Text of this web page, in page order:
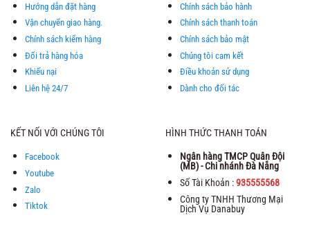
Hướng dẫn đặt hàng
Vận chuyển giao hàng.
Chính sách kiểm hàng
Đổi trả hàng hóa
Khiếu nại
Liên hệ 24/7
Chính sách bảo hành
Chính sách thanh toán
Chính sách bảo mật
Chúng tôi cam kết
Điều khoản sử dụng
Dành cho đối tác
KẾT NỐI VỚI CHÚNG TÔI
Facebook
Youtube
Zalo
Tiktok
HÌNH THỨC THANH TOÁN
Ngân hàng TMCP Quân Đội
(MB) - Chi nhánh Đà Nẵng
Số Tài Khoản :935555568
Công ty TNHH Thương Mại
Dịch Vụ Danabuy